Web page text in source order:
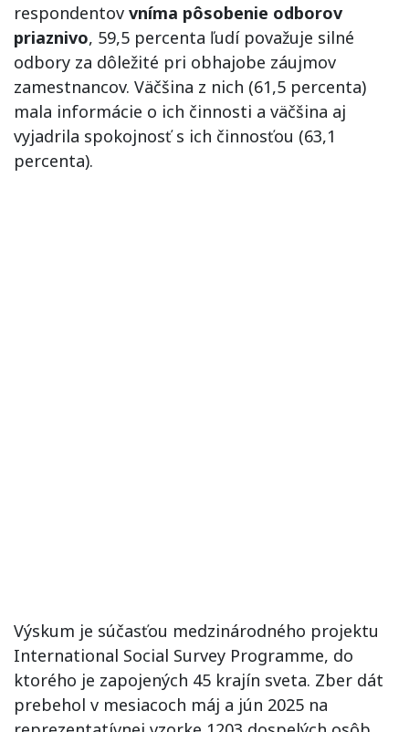
respondentov vníma pôsobenie odborov
priaznivo, 59,5 percenta ľudí považuje silné
odbory za dôležité pri obhajobe záujmov
zamestnancov. Väčšina z nich (61,5 percenta)
mala informácie o ich činnosti a väčšina aj
vyjadrila spokojnosť s ich činnosťou (63,1
percenta).
Výskum je súčasťou medzinárodného projektu
International Social Survey Programme, do
ktorého je zapojených 45 krajín sveta. Zber dát
prebehol v mesiacoch máj a jún 2025 na